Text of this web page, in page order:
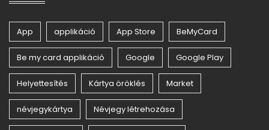
App applikáció App Store BeMyCard
Be my card applikáció Google Google Play
Helyettesítés Kártya öröklés Market
névjegykártya Névjegy létrehozása